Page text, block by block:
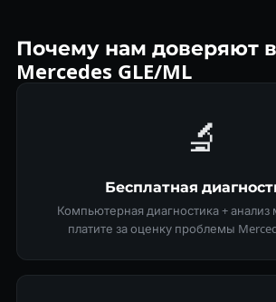
Почему нам доверяют
Mercedes GLE/ML
🔬
Бесплатная
Компьютерная диагностика + анализ
платите за оценку проблемы